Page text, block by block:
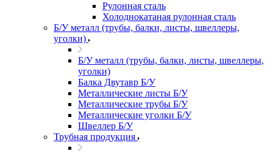
Рулонная сталь
Холоднокатаная рулонная сталь
Б/У металл (трубы, балки, листы, швеллеры,
уголки)
Б/У металл (трубы, балки, листы, швеллеры,
уголки)
Балка Двутавр Б/У
Металлические листы Б/У
Металлические трубы Б/У
Металлические уголки Б/У
Швеллер Б/У
Трубная продукция